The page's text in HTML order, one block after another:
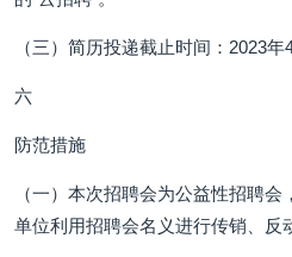
（三）简历投递截止时间：2023年
六
防范措施
（一）本次招聘会为公益性招聘
单位利用招聘会名义进行传销、反